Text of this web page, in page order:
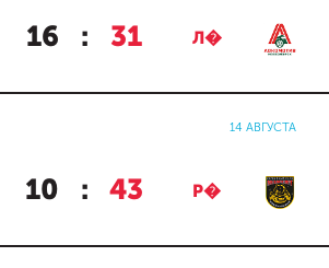
16 : 31 Л�
14 АВГУСТА
10 : 43 Р�